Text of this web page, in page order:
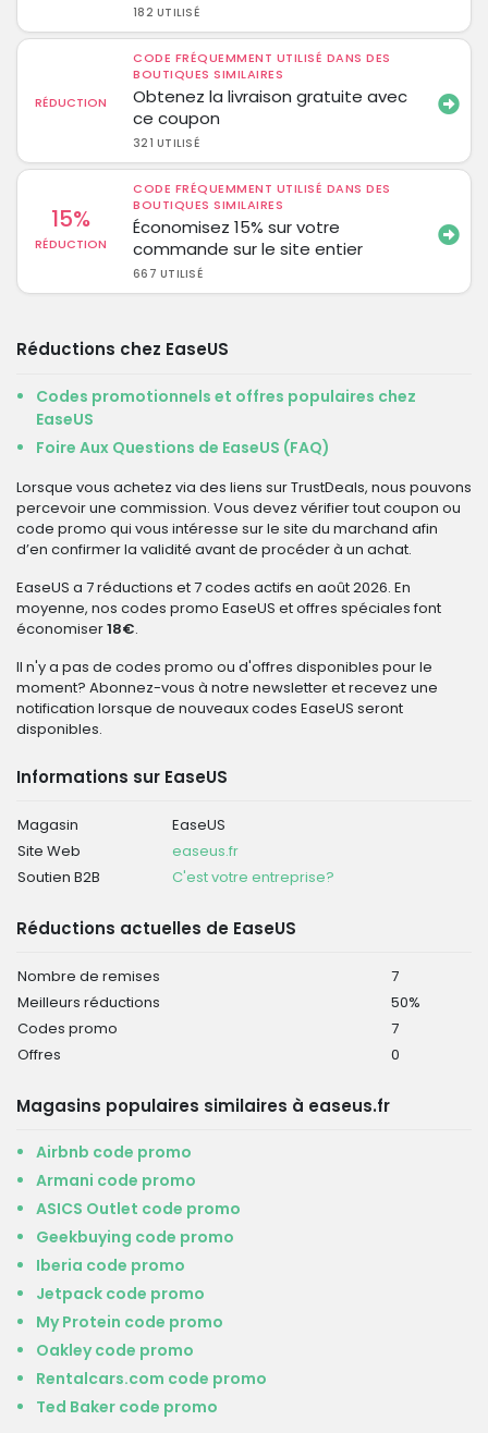
182 UTILISÉ
RÉDUCTION
CODE FRÉQUEMMENT UTILISÉ DANS DES
BOUTIQUES SIMILAIRES
Obtenez la livraison gratuite avec
ce coupon
321 UTILISÉ
15%
RÉDUCTION
CODE FRÉQUEMMENT UTILISÉ DANS DES
BOUTIQUES SIMILAIRES
Économisez 15% sur votre
commande sur le site entier
667 UTILISÉ
Réductions chez EaseUS
Codes promotionnels et offres populaires chez
EaseUS
Foire Aux Questions de EaseUS (FAQ)
Lorsque vous achetez via des liens sur TrustDeals, nous pouvons
percevoir une commission. Vous devez vérifier tout coupon ou
code promo qui vous intéresse sur le site du marchand afin
d’en confirmer la validité avant de procéder à un achat.
EaseUS a 7 réductions et 7 codes actifs en août 2026. En
moyenne, nos codes promo EaseUS et offres spéciales font
économiser18€.
Il n'y a pas de codes promo ou d'offres disponibles pour le
moment? Abonnez-vous à notre newsletter et recevez une
notification lorsque de nouveaux codes EaseUS seront
disponibles.
Informations sur EaseUS
Magasin
EaseUS
Site Web
easeus.fr
Soutien B2B
C'est votre entreprise?
Réductions actuelles de EaseUS
Nombre de remises
7
Meilleurs réductions
50%
Codes promo
7
Offres
0
Magasins populaires similaires à easeus.fr
Airbnb code promo
Armani code promo
ASICS Outlet code promo
Geekbuying code promo
Iberia code promo
Jetpack code promo
My Protein code promo
Oakley code promo
Rentalcars.com code promo
Ted Baker code promo